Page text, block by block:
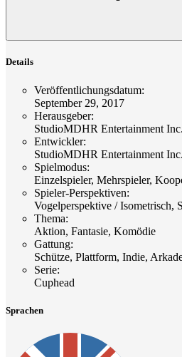
Details
Veröffentlichungsdatum:
September 29, 2017
Herausgeber:
StudioMDHR Entertainment
Entwickler:
StudioMDHR Entertainment
Spielmodus:
Einzelspieler, Mehrspieler,
Spieler-Perspektiven:
Vogelperspektive / Isometrisch,
Thema:
Aktion, Fantasie, Komödie
Gattung:
Schütze, Plattform, Indie,
Serie:
Cuphead
Sprachen